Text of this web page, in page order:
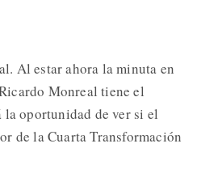
Al estar ahora la minuta en
Monreal tiene el
oportunidad de ver si el
de la Cuarta Transformación